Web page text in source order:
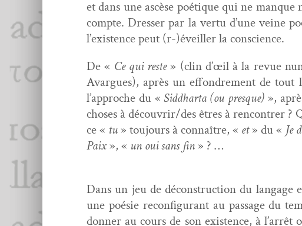
et dans une ascèse poé­tique qui ne
compte. Dress­er par la ver­tu d’une veine
l’existence peut (r-)éveiller la conscience.
De « Ce qui reste» (clin d’œil à la revue
Avar­gues), après un effon­drement de
l’approche du « Sid­dhar­ta (ou presque)»,
choses à découvrir/des êtres à ren­con­tr­er ?
ce « tu» tou­jours à con­naître, « et» du « Je
Paix», « un oui sans fin» ? …
Dans un jeu de décon­struc­tion du lan­gage
une poésie recon­fig­u­rant au pas­sage du
don­ner au cours de son exis­tence, à l’arrêt